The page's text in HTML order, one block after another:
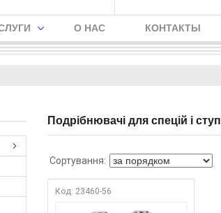
О НАС КОНТАКТЫ
Подрібнювачі для спецій і
23460-56